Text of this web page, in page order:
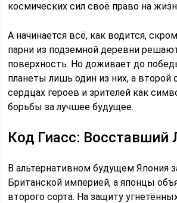
космических сил своё право на
А начинается всё, как водится,
парни из подземной деревни
поверхность. Но доживает до
планеты лишь один из них, а второй
сердцах героев и зрителей как
борьбы за лучшее будущее.
Код Гиасс: Восставший
В альтернативном будущем Япония
Британской империей, а японцы
второго сорта. На защиту